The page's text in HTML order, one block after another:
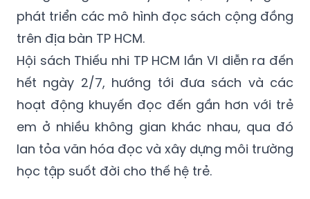
phát triển các mô hình đọc sách cộng đồng
trên địa bàn TP HCM.
Hội sách Thiếu nhi TP HCM lần VI diễn ra đến
hết ngày 2/7, hướng tới đưa sách và các
hoạt động khuyến đọc đến gần hơn với trẻ
em ở nhiều không gian khác nhau, qua đó
lan tỏa văn hóa đọc và xây dựng môi trường
học tập suốt đời cho thế hệ trẻ.